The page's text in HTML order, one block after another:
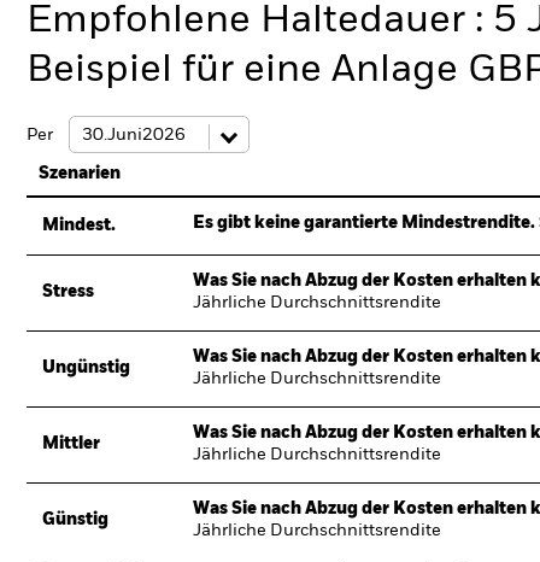
Empfohlene Haltedauer : 5
Beispiel für eine Anlage
Per
Szenarien
Mindest. Es gibt keine garantierte
Stress
Was Sie nach Abzug der Kosten erhalten
Jährliche Durchschnittsrendite
Ungünstig
Was Sie nach Abzug der Kosten erhalten
Jährliche Durchschnittsrendite
Mittler
Was Sie nach Abzug der Kosten erhalten
Jährliche Durchschnittsrendite
Günstig
Was Sie nach Abzug der Kosten erhalten
Jährliche Durchschnittsrendite